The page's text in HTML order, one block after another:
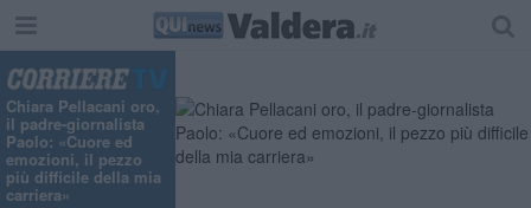
Chiara Pellacani oro,
il padre-giornalista
Paolo: «Cuore ed
emozioni, il pezzo
più difficile della mia
carriera»